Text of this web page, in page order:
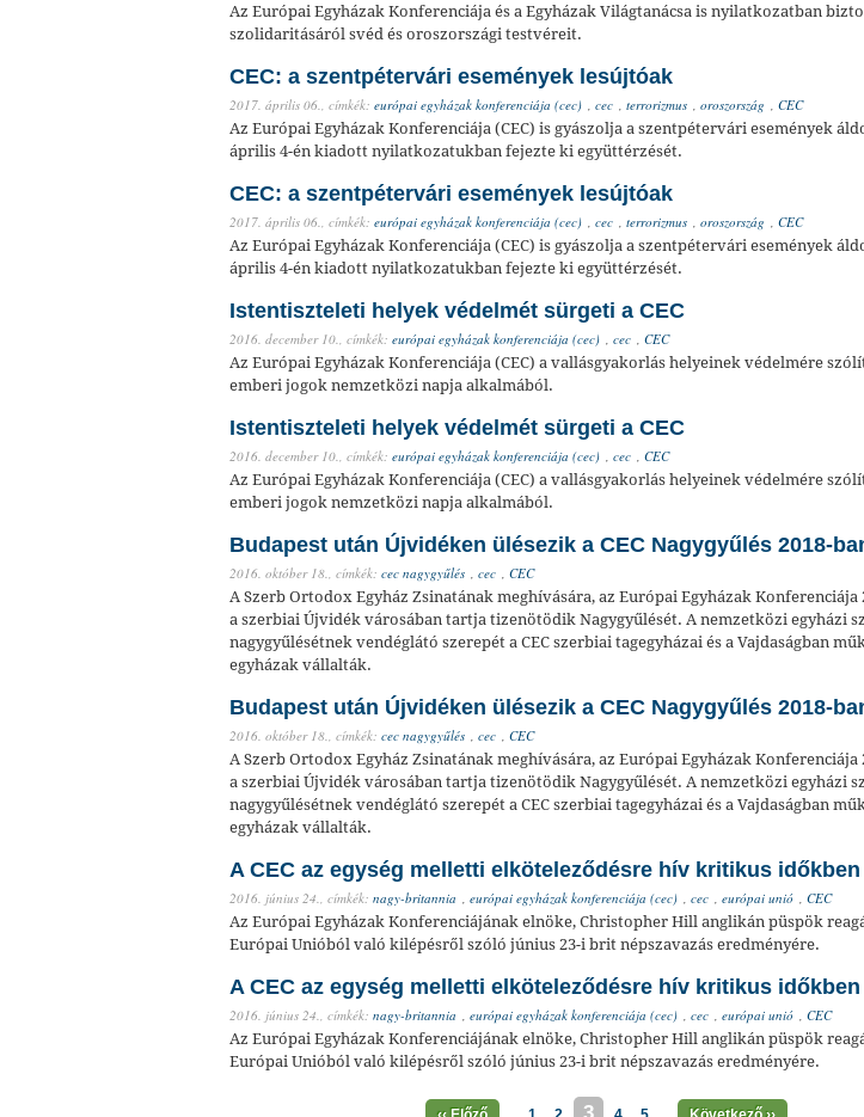
Az Európai Egyházak Konferenciája és a Egyházak Világtanácsa is nyilatkozatban
szolidaritásáról svéd és oroszországi testvéreit.
CEC: a szentpétervári események lesújtóak
2017. április 06., címkék: európai egyházak konferenciája (cec) , cec , terrorizmus , oroszország , CEC
Az Európai Egyházak Konferenciája (CEC) is gyászolja a szentpétervári események
április 4-én kiadott nyilatkozatukban fejezte ki együttérzését.
CEC: a szentpétervári események lesújtóak
2017. április 06., címkék: európai egyházak konferenciája (cec) , cec , terrorizmus , oroszország , CEC
Az Európai Egyházak Konferenciája (CEC) is gyászolja a szentpétervári események
április 4-én kiadott nyilatkozatukban fejezte ki együttérzését.
Istentiszteleti helyek védelmét sürgeti a CEC
2016. december 10., címkék: európai egyházak konferenciája (cec) , cec , CEC
Az Európai Egyházak Konferenciája (CEC) a vallásgyakorlás helyeinek védelmére
emberi jogok nemzetközi napja alkalmából.
Istentiszteleti helyek védelmét sürgeti a CEC
2016. december 10., címkék: európai egyházak konferenciája (cec) , cec , CEC
Az Európai Egyházak Konferenciája (CEC) a vallásgyakorlás helyeinek védelmére
emberi jogok nemzetközi napja alkalmából.
Budapest után Újvidéken ülésezik a CEC Nagygyűlés 2018-
2016. október 18., címkék: cec nagygyűlés , cec , CEC
A Szerb Ortodox Egyház Zsinatának meghívására, az Európai Egyházak Konferenciája
a szerbiai Újvidék városában tartja tizenötödik Nagygyűlését. A nemzetközi egyházi
nagygyűlésétnek vendéglátó szerepét a CEC szerbiai tagegyházai és a Vajdaságban
egyházak vállalták.
Budapest után Újvidéken ülésezik a CEC Nagygyűlés 2018-
2016. október 18., címkék: cec nagygyűlés , cec , CEC
A Szerb Ortodox Egyház Zsinatának meghívására, az Európai Egyházak Konferenciája
a szerbiai Újvidék városában tartja tizenötödik Nagygyűlését. A nemzetközi egyházi
nagygyűlésétnek vendéglátó szerepét a CEC szerbiai tagegyházai és a Vajdaságban
egyházak vállalták.
A CEC az egység melletti elköteleződésre hív kritikus időkben
2016. június 24., címkék: nagy-britannia , európai egyházak konferenciája (cec) , cec , európai unió , CEC
Az Európai Egyházak Konferenciájának elnöke, Christopher Hill anglikán püspök
Európai Unióból való kilépésről szóló június 23-i brit népszavazás eredményére.
A CEC az egység melletti elköteleződésre hív kritikus időkben
2016. június 24., címkék: nagy-britannia , európai egyházak konferenciája (cec) , cec , európai unió , CEC
Az Európai Egyházak Konferenciájának elnöke, Christopher Hill anglikán püspök
Európai Unióból való kilépésről szóló június 23-i brit népszavazás eredményére.